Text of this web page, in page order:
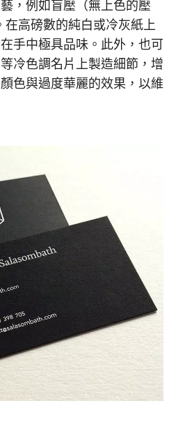
，例如盲壓（無上色的壓
高磅數的純白或冷灰紙上
手中極具品味。此外，也可
冷色調名片上製造細節，增
色與過度華麗的效果，以維